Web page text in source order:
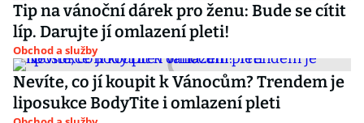
Tip na vánoční dárek pro ženu: Bude se cítit
líp. Darujte jí omlazení pleti!
Obchod a služby
Nevíte, co jí koupit k Vánocům? Trendem je
liposukce BodyTite i omlazení pleti